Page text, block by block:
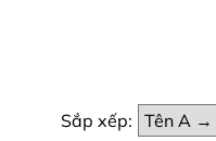
Sắp xếp: